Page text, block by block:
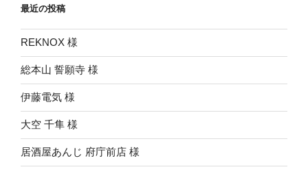
ー
シ
ョ
ン
最近の投稿
REKNOX 様
総本山 誓願寺 様
伊藤電気 様
大空 千隼 様
居酒屋あんじ 府庁前店 様